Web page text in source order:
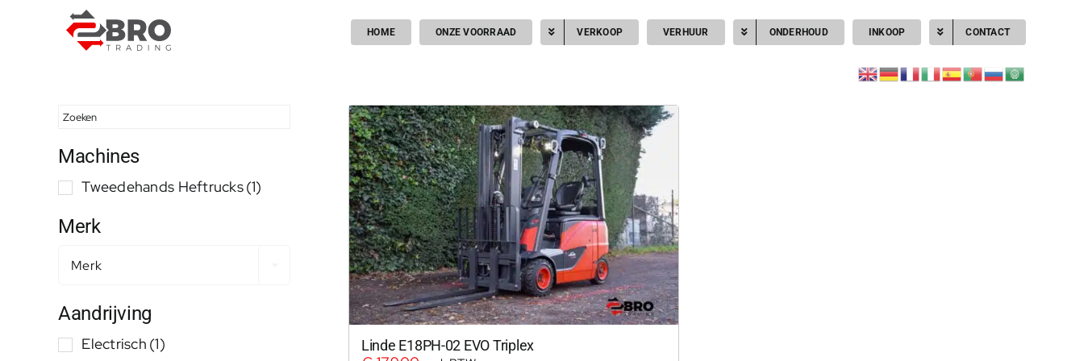
HOME ONZE VOORRAAD VERKOOP VERHUUR ONDERHOUD INKOOP CONTACT
Linde E18PH-02 EVO Triplex
Machines
Tweedehands Heftrucks(1)
Merk
Merk
Aandrijving
Electrisch (1)